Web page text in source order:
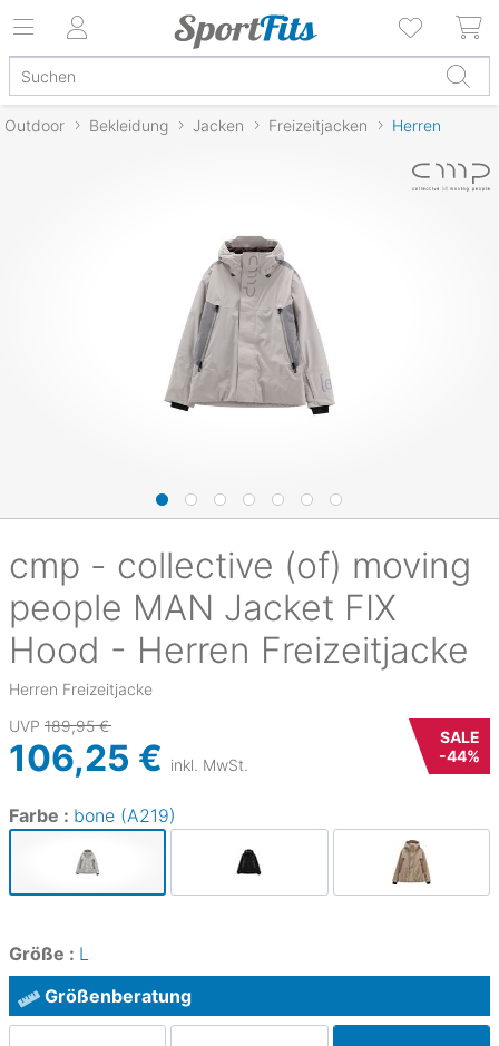
Outdoor Bekleidung Jacken Freizeitjacken Herren
cmp - collective (of) moving
people MAN Jacket FIX
Hood - Herren Freizeitjacke
Herren Freizeitjacke
UVP 189,95 €
106,25 € inkl. MwSt.
SALE
-44%
Farbe : bone (A219)
Größe : L
Größenberatung